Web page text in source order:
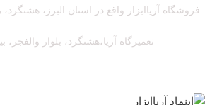
فروشگاه آریا‌ابزار واقع در استان البرز، هشتگرد،
تعمیرگاه آریا،هشتگرد، بلوار والفجر، بین